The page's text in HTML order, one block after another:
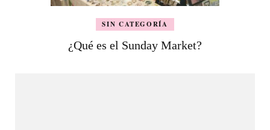
SIN CATEGORÍA
¿Qué es el Sunday Market?